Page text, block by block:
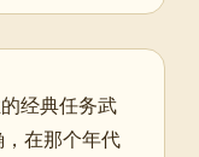
经典任务武
在那个年代